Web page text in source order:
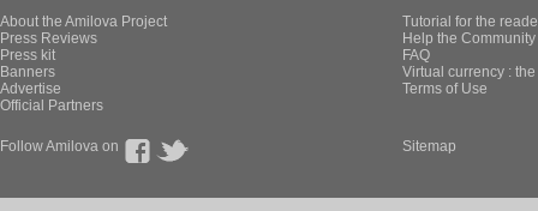
About the Amilova Project
Press Reviews
Press kit
Banners
Advertise
Official Partners
Tutorial for the
Help the
FAQ
Virtual currency :
Terms of Use
Follow Amilova on Sitemap